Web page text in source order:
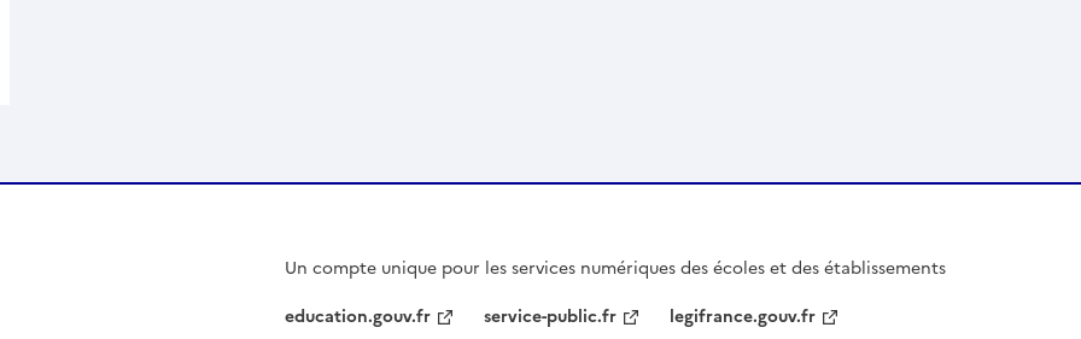
Un compte unique pour les services numériques des écoles et des établissements
education.gouv.fr
service-public.fr legifrance.gouv.fr